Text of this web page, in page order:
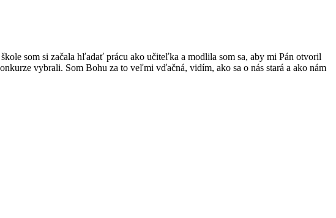
som si začala hľadať prácu ako učiteľka a modlila som sa, aby mi Pán otvoril
vybrali. Som Bohu za to veľmi vďačná, vidím, ako sa o nás stará a ako nám